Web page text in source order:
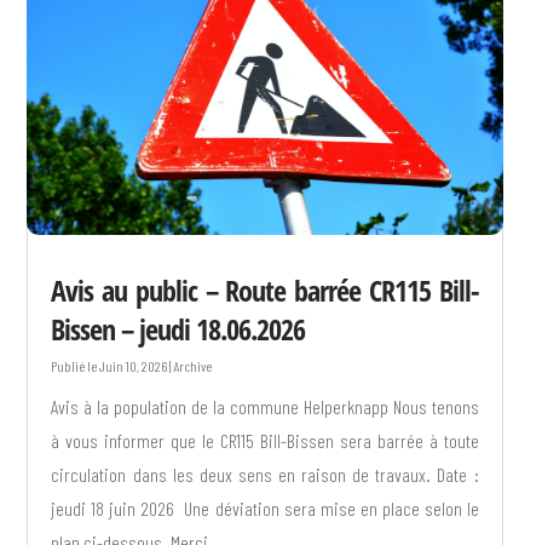
Avis au public – Route barrée CR115 Bill-
Bissen – jeudi 18.06.2026
Juin 10, 2026| Archive
Avis à la population de la commune Helperknapp Nous tenons
à vous informer que le CR115 Bill-Bissen sera barrée à toute
circulation dans les deux sens en raison de travaux. Date :
jeudi 18 juin 2026 Une déviation sera mise en place selon le